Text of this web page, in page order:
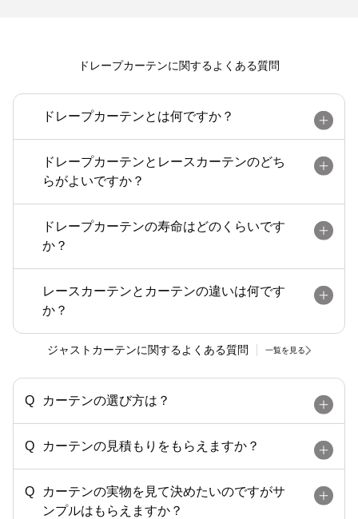
ドレープカーテンに関するよくある質問
ドレープカーテンとは何ですか？
ドレープカーテンとレースカーテンのどち
らがよいですか？
ドレープカーテンの寿命はどのくらいです
か？
レースカーテンとカーテンの違いは何です
か？
ジャストカーテンに関するよくある質問 一覧を見る
カーテンの選び方は？
カーテンの見積もりをもらえますか？
カーテンの実物を見て決めたいのですがサ
ンプルはもらえますか？